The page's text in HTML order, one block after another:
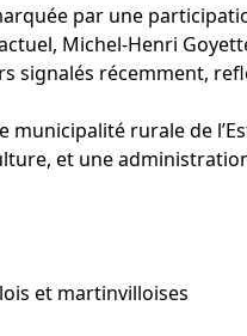
par une
Michel-Henri
signalés récemment,
municipalité rurale de
et une
et martinvilloises